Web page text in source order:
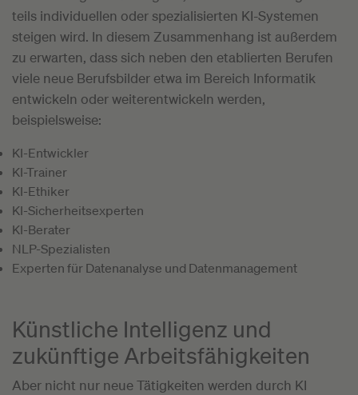
teils individuellen oder spezialisierten KI-Systemen
steigen wird. In diesem Zusammenhang ist außerdem
zu erwarten, dass sich neben den etablierten Berufen
viele neue Berufsbilder etwa im Bereich Informatik
entwickeln oder weiterentwickeln werden,
beispielsweise:
KI-Entwickler
KI-Trainer
KI-Ethiker
KI-Sicherheitsexperten
KI-Berater
NLP-Spezialisten
Experten für Datenanalyse und Datenmanagement
Künstliche Intelligenz und
zukünftige Arbeitsfähigkeiten
Aber nicht nur neue Tätigkeiten werden durch KI